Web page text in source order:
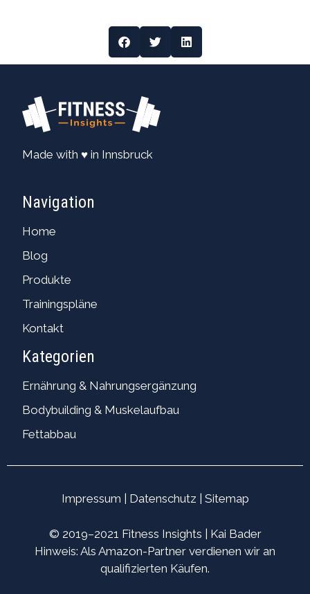
Made with ♥ in Innsbruck
Navigation
Home
Blog
Produkte
Trainingspläne
Kontakt
Kategorien
Ernährung & Nahrungsergänzung
Bodybuilding & Muskelaufbau
Fettabbau
Impressum Datenschutz Sitemap
© 2019–2021 Fitness Insights | Kai Bader
Hinweis: Als Amazon-Partner verdienen wir an
qualifizierten Käufen.